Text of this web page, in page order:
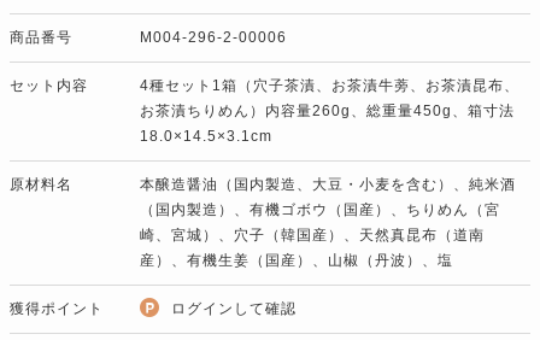
商品番号 M004-296-2-00006
セット内容
4種セット1箱（穴子茶漬、お茶漬牛蒡、お茶漬昆布、
お茶漬ちりめん）内容量260g、総重量450g、箱寸法
18.0×14.5×3.1cm
原材料名
本醸造醤油（国内製造、大豆・小麦を含む）、純米酒
（国内製造）、有機ゴボウ（国産）、ちりめん（宮
崎、宮城）、穴子（韓国産）、天然真昆布（道南
産）、有機生姜（国産）、山椒（丹波）、塩
獲得ポイント ログインして確認